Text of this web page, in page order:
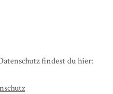
findest du hier: